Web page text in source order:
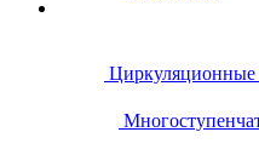
Циркуляционные